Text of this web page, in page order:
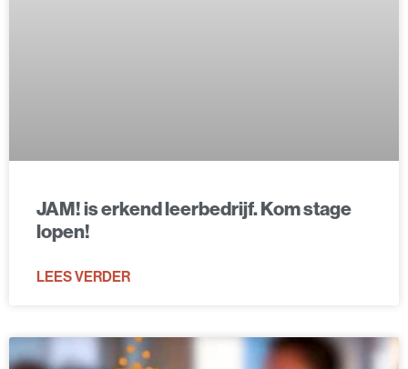
JAM! is erkend leerbedrijf. Kom stage
lopen!
LEES VERDER